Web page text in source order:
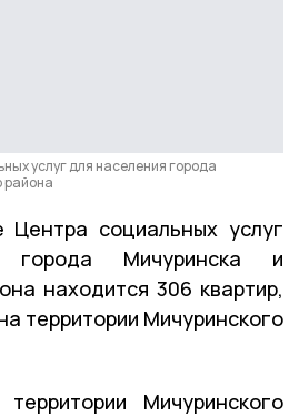
услуг для населения города
района
Центра социальных услуг
города Мичуринска и
находится 306 квартир,
территории Мичуринского
Мичуринского